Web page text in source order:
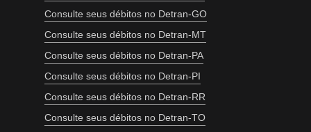
Consulte seus débitos no Detran-GO
Consulte seus débitos no Detran-MT
Consulte seus débitos no Detran-PA
Consulte seus débitos no Detran-PI
Consulte seus débitos no Detran-RR
Consulte seus débitos no Detran-TO